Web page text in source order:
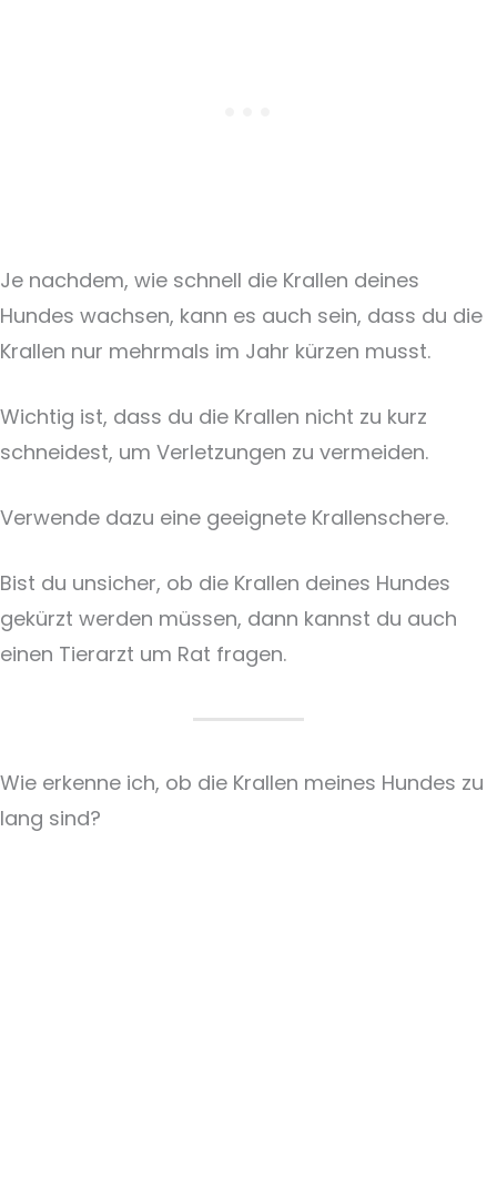
Je nachdem, wie schnell die Krallen deines
Hundes wachsen, kann es auch sein, dass du die
Krallen nur mehrmals im Jahr kürzen musst.
Wichtig ist, dass du die Krallen nicht zu kurz
schneidest, um Verletzungen zu vermeiden.
Verwende dazu eine geeignete Krallenschere.
Bist du unsicher, ob die Krallen deines Hundes
gekürzt werden müssen, dann kannst du auch
einen Tierarzt um Rat fragen.
Wie erkenne ich, ob die Krallen meines Hundes zu
lang sind?